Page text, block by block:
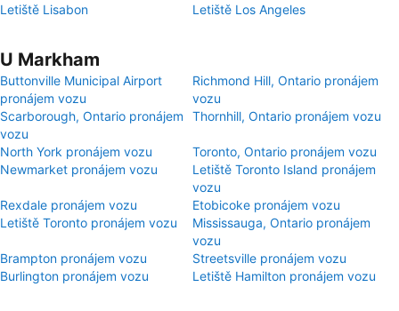
Letiště Lisabon
Letiště Los Angeles
U Markham
Buttonville Municipal Airport
pronájem vozu
Richmond Hill, Ontario pronájem
vozu
Scarborough, Ontario pronájem
vozu
Thornhill, Ontario pronájem vozu
North York pronájem vozu
Toronto, Ontario pronájem vozu
Newmarket pronájem vozu
Letiště Toronto Island pronájem
vozu
Rexdale pronájem vozu
Etobicoke pronájem vozu
Letiště Toronto pronájem vozu
Mississauga, Ontario pronájem
vozu
Brampton pronájem vozu
Streetsville pronájem vozu
Burlington pronájem vozu
Letiště Hamilton pronájem vozu